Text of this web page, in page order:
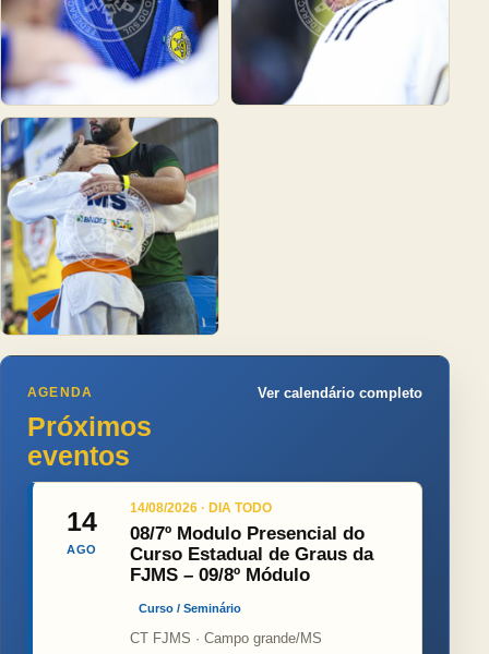
AGENDA
Próximos
eventos
Ver calendário completo
14
AGO
14/08/2026 · DIA TODO
08/7º Modulo Presencial do
Curso Estadual de Graus da
FJMS – 09/8º Módulo
Curso / Seminário
CT FJMS · Campo grande/MS